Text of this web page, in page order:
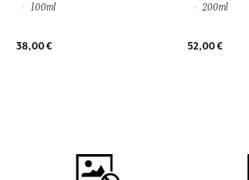
100ml
38,00 €
200ml
52,00 €